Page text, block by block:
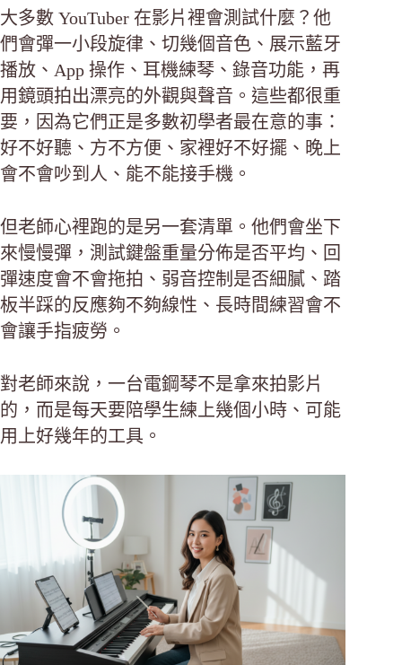
大多數 YouTuber 在影片裡會測試什麼？他
們會彈一小段旋律、切幾個音色、展示藍牙
播放、App 操作、耳機練琴、錄音功能，再
用鏡頭拍出漂亮的外觀與聲音。這些都很重
要，因為它們正是多數初學者最在意的事：
好不好聽、方不方便、家裡好不好擺、晚上
會不會吵到人、能不能接手機。
但老師心裡跑的是另一套清單。他們會坐下
來慢慢彈，測試鍵盤重量分佈是否平均、回
彈速度會不會拖拍、弱音控制是否細膩、踏
板半踩的反應夠不夠線性、長時間練習會不
會讓手指疲勞。
對老師來說，一台電鋼琴不是拿來拍影片
的，而是每天要陪學生練上幾個小時、可能
用上好幾年的工具。